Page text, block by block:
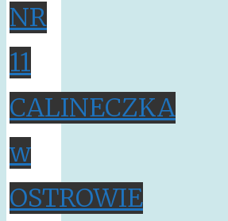
NR
11
CALINECZKA
w
OSTROWIE